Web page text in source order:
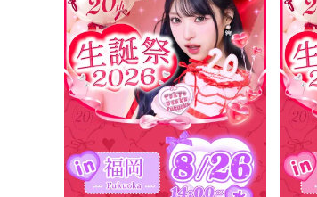
お買い物ガイド
お問い合わせ
よくあるご質問
ブログページ